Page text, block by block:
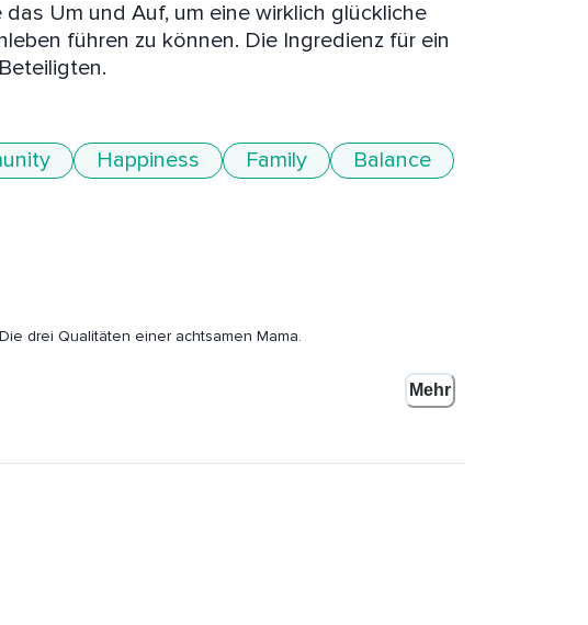
Um und Auf, um eine wirklich glückliche
führen zu können. Die Ingredienz für ein
Happiness Family
Balance
drei Qualitäten einer achtsamen Mama.
Ruhe die ersten zwei nachhören.
Mehr